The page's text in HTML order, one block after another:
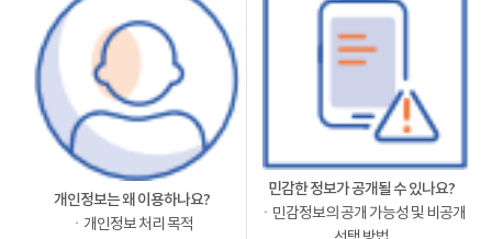
개인정보는 왜 이용하나요?
ㆍ개인정보 처리 목적
민감한 정보가 공개될 수 있나요?
ㆍ민감정보의 공개 가능성 및 비공개